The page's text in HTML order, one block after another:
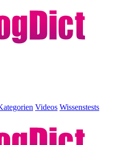
Videos Wissenstests